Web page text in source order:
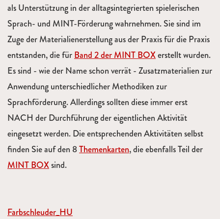
als Unterstützung in der alltagsintegrierten spielerischen
Sprach- und MINT-Förderung wahrnehmen. Sie sind im
Zuge der Materialienerstellung aus der Praxis für die Praxis
entstanden, die fürBand 2 der MINT BOXerstellt wurden.
Es sind - wie der Name schon verrät - Zusatzmaterialien zur
Anwendung unterschiedlicher Methodiken zur
Sprachförderung. Allerdings sollten diese immer erst
NACH der Durchführung der eigentlichen Aktivität
eingesetzt werden. Die entsprechenden Aktivitäten selbst
finden Sie auf den 8Themenkarten, die ebenfalls Teil der
MINT BOXsind.
Farbschleuder_HU